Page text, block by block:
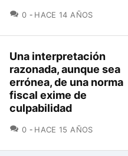
0 COMENTARIOS
HACE 14 AÑOS
Una interpretación
razonada, aunque sea
errónea, de una norma
fiscal exime de
culpabilidad
0 COMENTARIOS
HACE 15 AÑOS